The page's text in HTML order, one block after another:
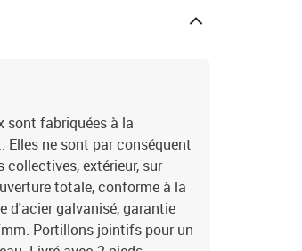
sont fabriquées à la
Elles ne sont par conséquent
collectives, extérieur, sur
totale, conforme à la
d'acier galvanisé, garantie
Portillons jointifs pour un